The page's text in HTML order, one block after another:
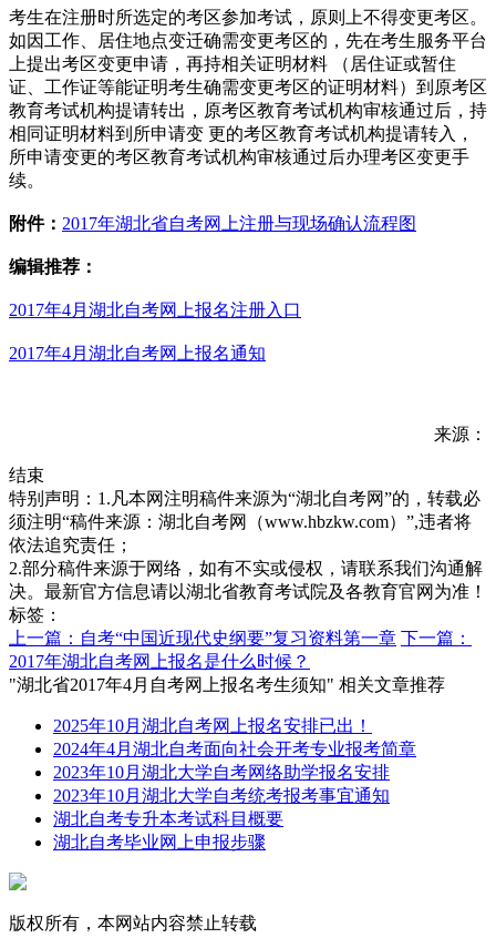
考生在注册时所选定的考区参加考试，原则上不得变更考区。
如因工作、居住地点变迁确需变更考区的，先在考生服务平台
上提出考区变更申请，再持相关证明材料 （居住证或暂住
证、工作证等能证明考生确需变更考区的证明材料）到原考区
教育考试机构提请转出，原考区教育考试机构审核通过后，持
相同证明材料到所申请变 更的考区教育考试机构提请转入，
所申请变更的考区教育考试机构审核通过后办理考区变更手
续。
附件： 2017年湖北省自考网上注册与现场确认流程图
编辑推荐：
2017年4月湖北自考网上报名注册入口
2017年4月湖北自考网上报名通知
来源：
结束
特别声明：1.凡本网注明稿件来源为“湖北自考网”的，转载必
须注明“稿件来源：湖北自考网（www.hbzkw.com）”,违者将
依法追究责任；
2.部分稿件来源于网络，如有不实或侵权，请联系我们沟通解
决。最新官方信息请以湖北省教育考试院及各教育官网为准！
标签：
上一篇：自考“中国近现代史纲要”复习资料第一章 下一篇：
2017年湖北自考网上报名是什么时候？
"湖北省2017年4月自考网上报名考生须知" 相关文章推荐
2025年10月湖北自考网上报名安排已出！
2024年4月湖北自考面向社会开考专业报考简章
2023年10月湖北大学自考网络助学报名安排
2023年10月湖北大学自考统考报考事宜通知
湖北自考专升本考试科目概要
湖北自考毕业网上申报步骤
版权所有，本网站内容禁止转载